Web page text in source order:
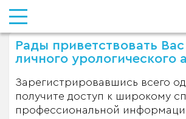
Рады приветствовать
личного урологического
Зарегистрировавшись всего
получите доступ к широкому
профессиональной